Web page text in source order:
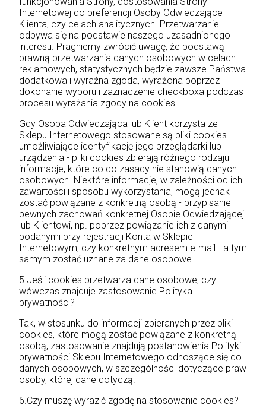
Internetowej do preferencji Osoby Odwiedzające i
Klienta, czy celach analitycznych. Przetwarzanie
odbywa się na podstawie naszego uzasadnionego
interesu. Pragniemy zwrócić uwagę, że podstawą
prawną przetwarzania danych osobowych w celach
reklamowych, statystycznych będzie zawsze Państwa
dodatkowa i wyraźna zgoda, wyrażona poprzez
dokonanie wyboru i zaznaczenie checkboxa podczas
procesu wyrażania zgody na cookies.
Gdy Osoba Odwiedzająca lub Klient korzysta ze
Sklepu Internetowego stosowane są pliki cookies
umożliwiające identyfikację jego przeglądarki lub
urządzenia - pliki cookies zbierają różnego rodzaju
informacje, które co do zasady nie stanowią danych
osobowych. Niektóre informacje, w zależności od ich
zawartości i sposobu wykorzystania, mogą jednak
zostać powiązane z konkretną osobą - przypisanie
pewnych zachowań konkretnej Osobie Odwiedzającej
lub Klientowi, np. poprzez powiązanie ich z danymi
podanymi przy rejestracji Konta w Sklepie
Internetowym, czy konkretnym adresem e-mail - a tym
samym zostać uznane za dane osobowe.
5.Jeśli cookies przetwarza dane osobowe, czy
wówczas znajduje zastosowanie Polityka
prywatności?
Tak, w stosunku do informacji zbieranych przez pliki
cookies, które mogą zostać powiązane z konkretną
osobą, zastosowanie znajdują postanowienia Polityki
prywatności Sklepu Internetowego odnoszące się do
danych osobowych, w szczególności dotyczące praw
osoby, której dane dotyczą.
6.Czy muszę wyrazić zgodę na stosowanie cookies?